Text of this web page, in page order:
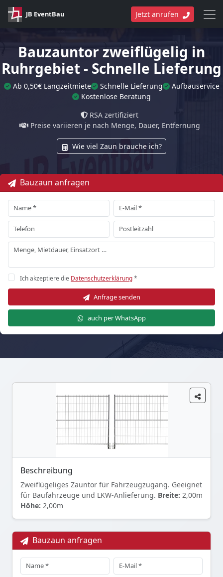
JB EventBau Jetzt anrufen
Bauzauntor zweiflügelig in
Ruhrgebiet - Schnelle Lieferung
Ab 0,50€ Langzeitmiete Schnelle Lieferung
Aufbauservice
Kostenlose Beratung
RSA zertifiziert
Preise variieren je nach Menge, Dauer, Entfernung
Wie viel Zaun brauche ich?
Bauzaun anfragen
Ich akzeptiere die Datenschutzerklärung*
Anfrage senden
auch per WhatsApp
Beschreibung
Zweiflügeliges Zauntor für Fahrzeugzugang. Geeignet
für Baufahrzeuge und LKW-Anlieferung. Breite: 2,00m
Höhe: 2,00m
Bauzaun anfragen